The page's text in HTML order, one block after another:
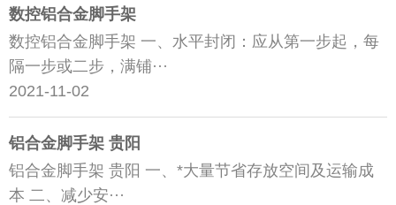
数控铝合金脚手架
数控铝合金脚手架 一、水平封闭：应从第一步起，每
隔一步或二步，满铺···
2021-11-02
铝合金脚手架 贵阳
铝合金脚手架 贵阳 一、*大量节省存放空间及运输成
本 二、减少安···